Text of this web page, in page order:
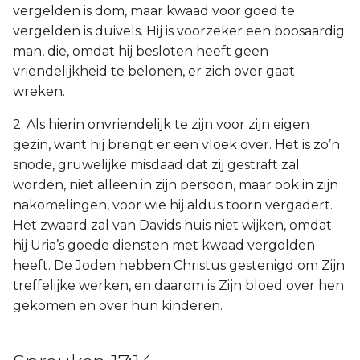
vergelden is dom, maar kwaad voor goed te
vergelden is duivels. Hij is voorzeker een boosaardig
man, die, omdat hij besloten heeft geen
vriendelijkheid te belonen, er zich over gaat
wreken.
2. Als hierin onvriendelijk te zijn voor zijn eigen
gezin, want hij brengt er een vloek over. Het is zo’n
snode, gruwelijke misdaad dat zij gestraft zal
worden, niet alleen in zijn persoon, maar ook in zijn
nakomelingen, voor wie hij aldus toorn vergadert.
Het zwaard zal van Davids huis niet wijken, omdat
hij Uria’s goede diensten met kwaad vergolden
heeft. De Joden hebben Christus gestenigd om Zijn
treffelijke werken, en daarom is Zijn bloed over hen
gekomen en over hun kinderen.